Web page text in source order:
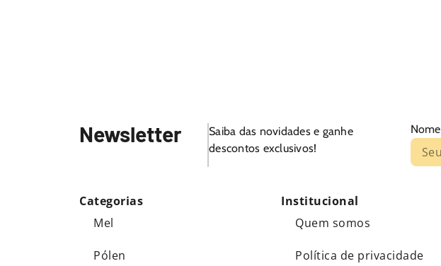
Newsletter
Saiba das novidades e ganhe
descontos exclusivos!
Nome
Categorias
Mel
Pólen
Institucional
Quem somos
Política de privacidade